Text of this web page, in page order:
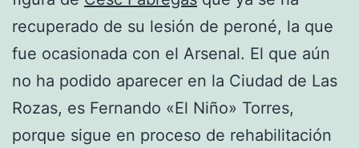
recuperado de su lesión de peroné, la que
fue ocasionada con el Arsenal. El que aún
no ha podido aparecer en la Ciudad de Las
Rozas, es Fernando «El Niño» Torres,
porque sigue en proceso de rehabilitación